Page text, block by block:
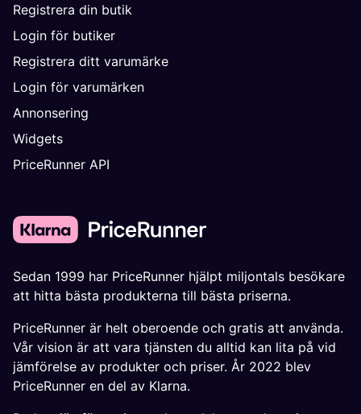
Registrera din butik
Login för butiker
Registrera ditt varumärke
Login för varumärken
Annonsering
Widgets
PriceRunner API
Sedan 1999 har PriceRunner hjälpt miljontals besökare
att hitta bästa produkterna till bästa priserna.
PriceRunner är helt oberoende och gratis att använda.
Vår vision är att vara tjänsten du alltid kan lita på vid
jämförelse av produkter och priser. År 2022 blev
PriceRunner en del av Klarna.